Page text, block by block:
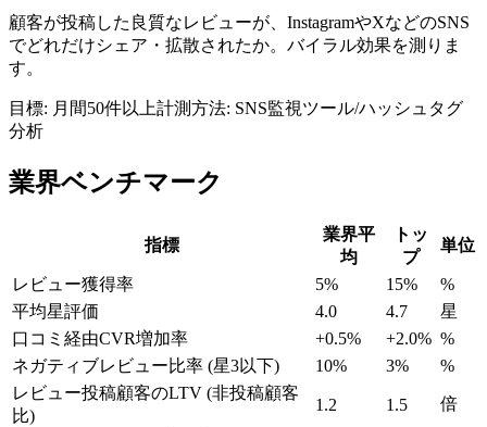
顧客が投稿した良質なレビューが、InstagramやXなどのSNS
でどれだけシェア・拡散されたか。バイラル効果を測りま
す。
目標: 月間50件以上計測方法: SNS監視ツール/ハッシュタグ
分析
業界ベンチマーク
指標
業界平
均
トッ
プ
単位
レビュー獲得率 5% 15%
%
平均星評価
4.0 4.7
星
口コミ経由CVR増加率
+0.5% +2.0% %
ネガティブレビュー比率 (星3以下)
10% 3%
%
レビュー投稿顧客のLTV (非投稿顧客
比)
1.2 1.5 倍